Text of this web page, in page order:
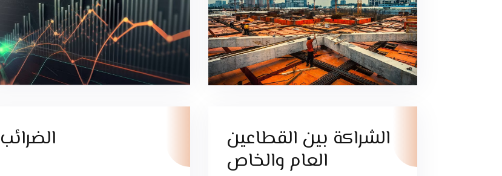
الشراكة بين القطاعين
العام والخاص
الضرائب